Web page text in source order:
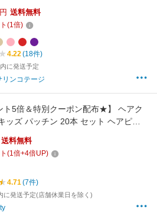
YUP6 《メール便優先商品》 キッズ
ス 和装 七五三 卒業式 成人式 振袖 袴
入学式結婚式 発表会 ドレス フォーマ
リンコテージ 着付け小物
円 送料無料
(1倍)
4.22(18件)
に発送予定
リンコテージ
ト5倍＆特別クーポン配布★】 ヘアク
ッズ パッチン 20本 セット ヘアピン
ぱっちん 子供 こども ベビー 赤ちゃん
セサリー 女の子 髪留め くすみカラー
ラー ブラック 黒
送料無料
(1倍+4倍UP)
4.71(7件)
に発送予定(店舗休業日を除く)